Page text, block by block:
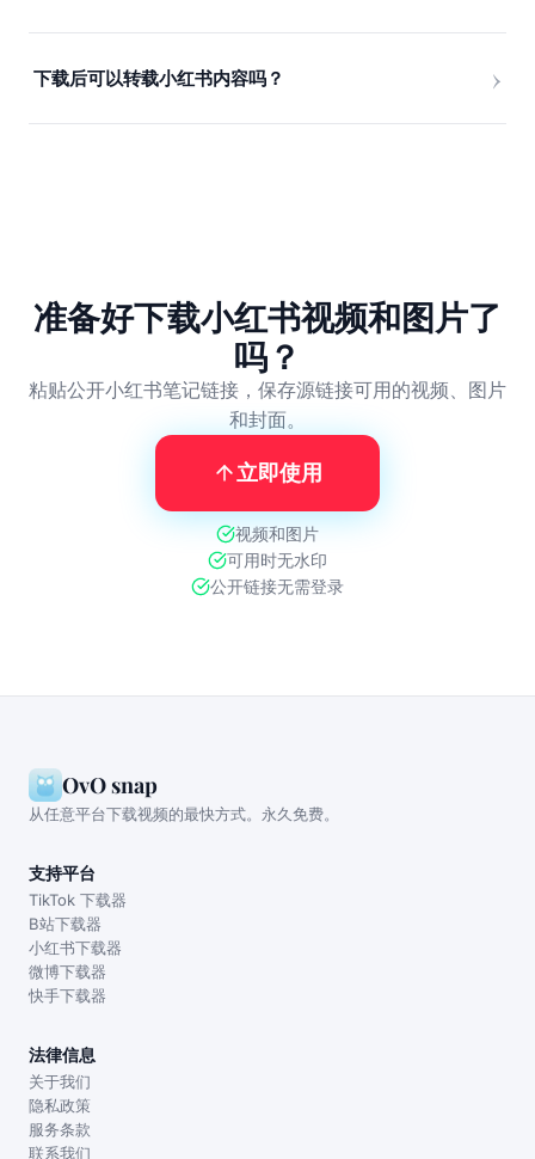
下载后可以转载小红书内容吗？
准备好下载小红书视频和图片了
吗？
粘贴公开小红书笔记链接，保存源链接可用的视频、图片
和封面。
立即使用
视频和图片
可用时无水印
公开链接无需登录
OvO snap
从任意平台下载视频的最快方式。永久免费。
支持平台
TikTok 下载器
B站下载器
小红书下载器
微博下载器
快手下载器
法律信息
关于我们
隐私政策
服务条款
联系我们